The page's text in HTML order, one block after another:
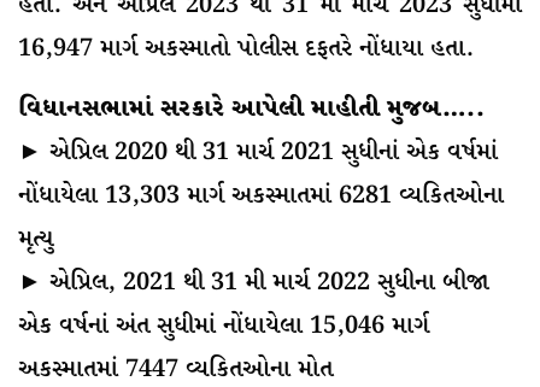
16,947 માર્ગ અકસ્માતો પોલીસ દફતરે નોંધાયા હતા.
વિધાનસભામાં સરકારે આપેલી માહીતી મુજબ…..
► એપ્રિલ 2020 થી 31 માર્ચ 2021 સુધીનાં એક વર્ષમાં
નોંધાયેલા 13,303 માર્ગ અકસ્માતમાં 6281 વ્યકિતઓના
મૃત્યુ
► એપ્રિલ, 2021 થી 31 મી માર્ચ 2022 સુધીના બીજા
એક વર્ષનાં અંત સુધીમાં નોંધાયેલા 15,046 માર્ગ
અકસ્માતમાં 7447 વ્યકિતઓના મોત